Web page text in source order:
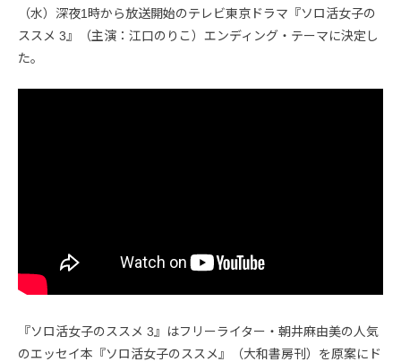
（水）深夜1時から放送開始のテレビ東京ドラマ『ソロ活女子の
ススメ 3』（主演：江口のりこ）エンディング・テーマに決定し
た。
『ソロ活女子のススメ 3』はフリーライター・朝井麻由美の人気
のエッセイ本『ソロ活女子のススメ』（大和書房刊）を原案にド